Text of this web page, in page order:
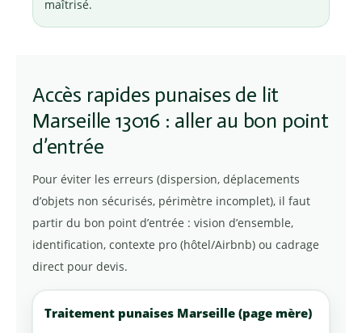
maîtrisé.
Accès rapides punaises de lit
Marseille 13016 : aller au bon point
d’entrée
Pour éviter les erreurs (dispersion, déplacements
d’objets non sécurisés, périmètre incomplet), il faut
partir du bon point d’entrée : vision d’ensemble,
identification, contexte pro (hôtel/Airbnb) ou cadrage
direct pour devis.
Traitement punaises Marseille (page mère)